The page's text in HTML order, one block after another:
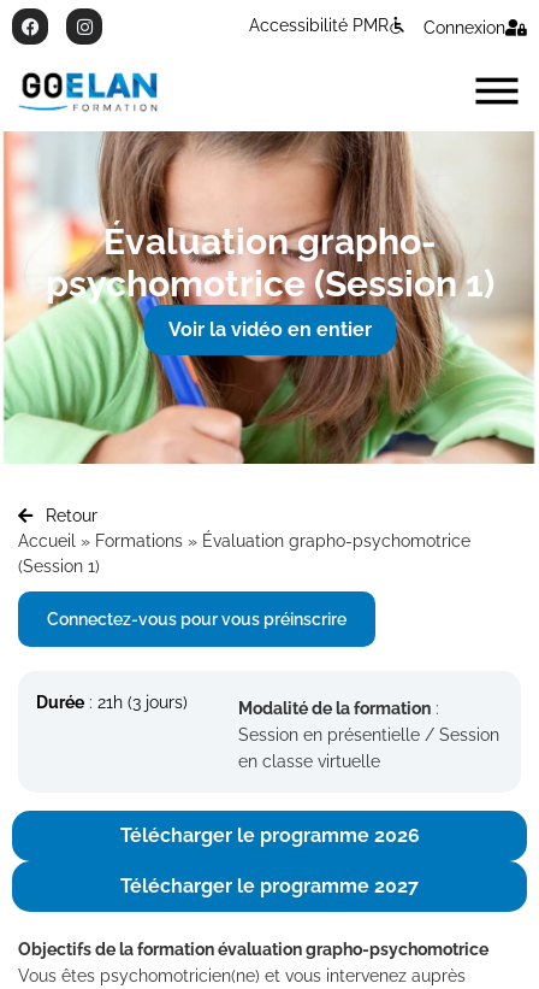
Accessibilité PMR Connexion
Évaluation grapho-
psychomotrice (Session 1)
Voir la vidéo en entier
Retour
Accueil » Formations » Évaluation grapho-psychomotrice
(Session 1)
Connectez-vous pour vous préinscrire
Durée : 21h (3 jours) Modalité de la formation:
Session en présentielle / Session
en classe virtuelle
Télécharger le programme 2026
Télécharger le programme 2027
Objectifs de la formation évaluation grapho-psychomotrice
Vous êtes psychomotricien(ne) et vous intervenez auprès